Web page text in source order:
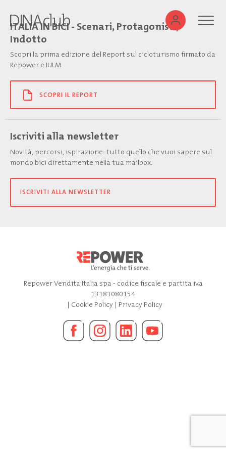
ITALIA IN BICI - Scenari, Protagonisti,
Indotto
Scopri la prima edizione del Report sul cicloturismo firmato da
Repower e IULM
SCOPRI IL REPORT
Iscriviti alla newsletter
Novità, percorsi, ispirazione: tutto quello che vuoi sapere sul
mondo bici direttamente nella tua mailbox.
ISCRIVITI ALLA NEWSLETTER
Repower Vendita Italia spa - codice fiscale e partita iva
13181080154
| Cookie Policy| Privacy Policy